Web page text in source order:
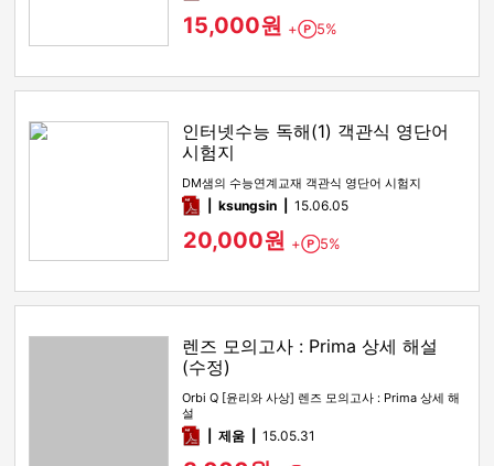
15,000원 + Point
5%
인터넷수능 독해(1) 객관식 영단어
시험지
DM샘의 수능연계교재 객관식 영단어 시험지
pdfksungsin 15.06.05
20,000원 + Point
5%
렌즈 모의고사 : Prima 상세 해설
(수정)
Orbi Q [윤리와 사상] 렌즈 모의고사 : Prima 상세 해
설
pdf제움 15.05.31